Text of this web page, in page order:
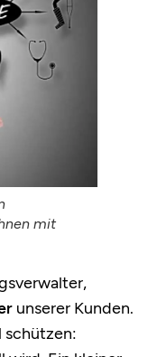
mit
unserer Kunden.
schützen: